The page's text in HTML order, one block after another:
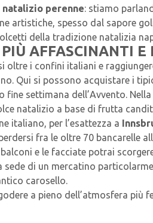
natalizio perenne: stiamo
artistiche, spesso dal sapore
della tradizione natalizia
AFFASCINANTI E
oltre i confini italiani e
Qui si possono acquistare i
fine settimana dell’Avvento. Nella
natalizio a base di frutta
italiano, per l’esattezza a
fra le oltre 70 bancarelle
e le facciate potrai
sede di un mercatino
carosello.
a pieno dell’atmosfera più